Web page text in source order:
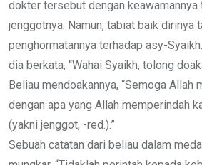
dokter tersebut dengan keawamannya
jenggotnya. Namun, tabiat baik dirinya
penghormatannya terhadap asy-
dia berkata, “Wahai Syaikh, tolong
Beliau mendoakannya, “Semoga Allah
dengan apa yang Allah memperindah
(yakni jenggot, -red.).”
Sebuah catatan dari beliau dalam